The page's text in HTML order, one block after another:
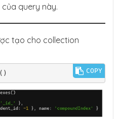
của query này.
tạo cho collection
COPY